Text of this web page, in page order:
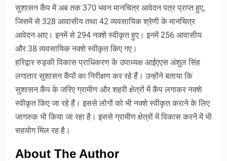
सुशासन कैंप में अब तक 370 भवन मानचित्र आवेदन पत्र प्राप्त हुए,
जिसमें से 328 आवासीय तथा 42 व्यवसायिक श्रेणी के मानचित्र
आवेदन आए। इनमें से 294 नक्शे स्वीकृत हुए। इनमें 256 आवासीय
और 38 व्यवसायिक नक्शे स्वीकृत किए गए।
हरिद्वार रुड़की विकास प्राधिकरण के उपाध्यक्ष आईएएस अंशुल सिंह
लगातार सुशासन कैंपों का निरीक्षण कर रहे हैं। उन्होंने बताया कि
सुशासन कैंप के जरिए ग्रामीण और शहरी क्षेत्रों में कैंप लगाकर नक्शे
स्वीकृत किए जा रहे हैं। इससे लोगों को भी नक्शे स्वीकृत कराने के लिए
जागरुक भी किया जा रहा है। इससे ग्रामीण क्षेत्रों में विकास करने में भी
सहयोग मिल रह है।
About The Author